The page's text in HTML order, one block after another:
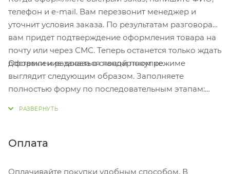
телефон и e-mail. Вам перезвонит менеджер и
уточнит условия заказа. По результатам разговора
вам придет подтверждение оформления товара на
почту или через СМС. Теперь останется только ждать
доставки и радоваться новой покупке.
Оформление заказа в стандартном режиме
выглядит следующим образом. Заполняете
полностью форму по последовательным этапам:
Нажмите кнопку «Оформить заказ».
Оплата
Оплачивайте покупки удобным способом. В